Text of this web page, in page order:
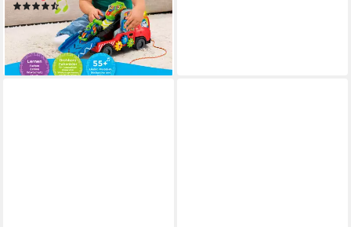
(19)
ab 16,99 € UVP19,99 €
-15%
lieferbar - in 1-2 Werktagen bei dir